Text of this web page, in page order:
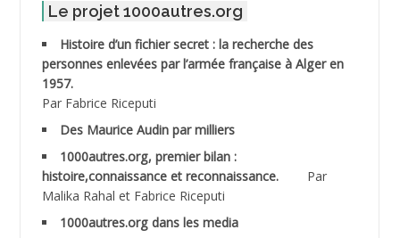
ABDELMOUMENE Ahmed
ABDESMED Mohamed ben Kaddour
ABDESSELAMI Kouider
ABDESSLEM Ahmed dit le Coiffeur
ABDOUDOU
Le projet 1000autres.org
Histoire d’un fichier secret : la recherche des
personnes enlevées par l’armée française à Alger en
1957.
Par Fabrice Riceputi
Des Maurice Audin par milliers
1000autres.org, premier bilan :
histoire,connaissance et reconnaissance.
Par
Malika Rahal et Fabrice Riceputi
1000autres.org dans les media